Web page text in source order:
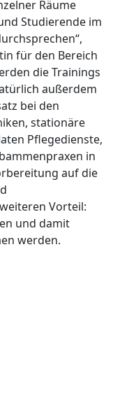
Räume
Studierende im
für den Bereich
die Trainings
außerdem
bei den
stationäre
Pflegedienste,
in
auf die
Vorteil:
und damit
werden.
6. Woche der